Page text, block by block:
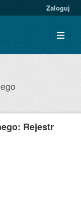
Zaloguj
Rejestr